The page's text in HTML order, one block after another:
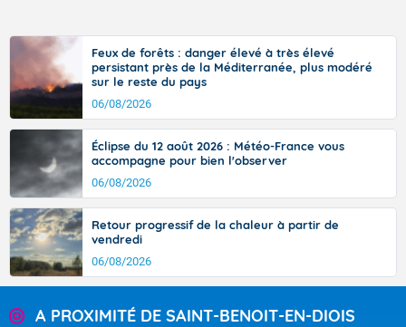
Feux de forêts : danger élevé à très élevé
persistant près de la Méditerranée, plus modéré
sur le reste du pays
06/08/2026
Éclipse du 12 août 2026 : Météo-France vous
accompagne pour bien l'observer
06/08/2026
Retour progressif de la chaleur à partir de
vendredi
06/08/2026
A PROXIMITÉ DE SAINT-BENOIT-EN-DIOIS